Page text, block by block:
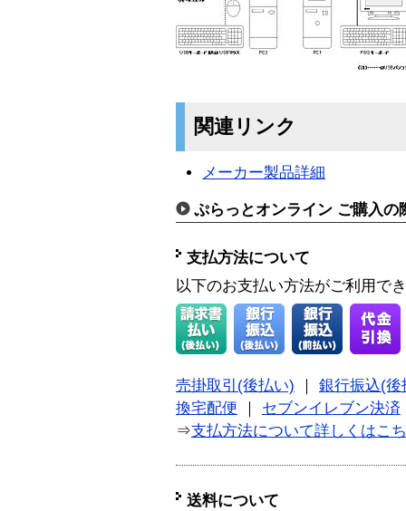
関連リンク
メーカー製品詳細
ぷらっとオンライン ご購入の
支払方法について
以下のお支払い方法がご利用で
売掛取引(後払い)
銀行振込(後
換宅配便
セブンイレブン決済
⇒支払方法について詳しくはこ
送料について